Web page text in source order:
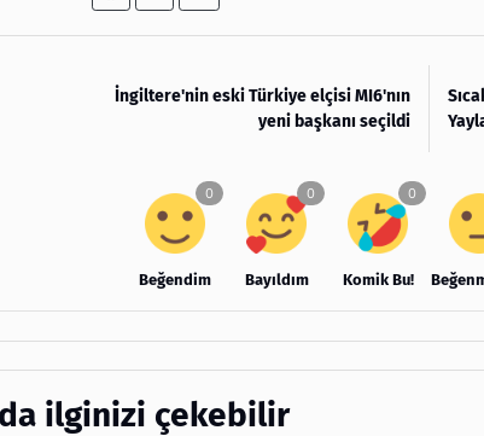
İngiltere'nin eski Türkiye elçisi MI6'nın
yeni başkanı seçildi
Beğendim Bayıldım Komik Bu!
ilginizi çekebilir